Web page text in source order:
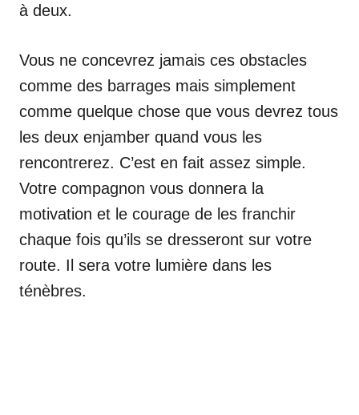
à deux.
Vous ne concevrez jamais ces obstacles
comme des barrages mais simplement
comme quelque chose que vous devrez tous
les deux enjamber quand vous les
rencontrerez. C’est en fait assez simple.
Votre compagnon vous donnera la
motivation et le courage de les franchir
chaque fois qu’ils se dresseront sur votre
route. Il sera votre lumière dans les
ténèbres.